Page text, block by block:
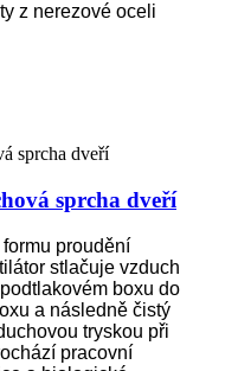
z nerezové oceli
sprcha dveří
proudění
stlačuje vzduch
boxu do
a následně čistý
tryskou při
pracovní